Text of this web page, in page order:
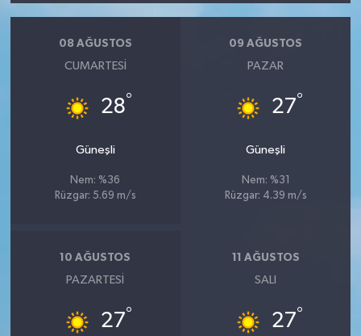
08 AĞUSTOS
CUMARTESI
28°
Güneşli
Nem: %36
Rüzgar: 5.69 m/s
09 AĞUSTOS
PAZAR
27°
Güneşli
Nem: %31
Rüzgar: 4.39 m/s
10 AĞUSTOS
PAZARTESI
27°
11 AĞUSTOS
SALI
27°